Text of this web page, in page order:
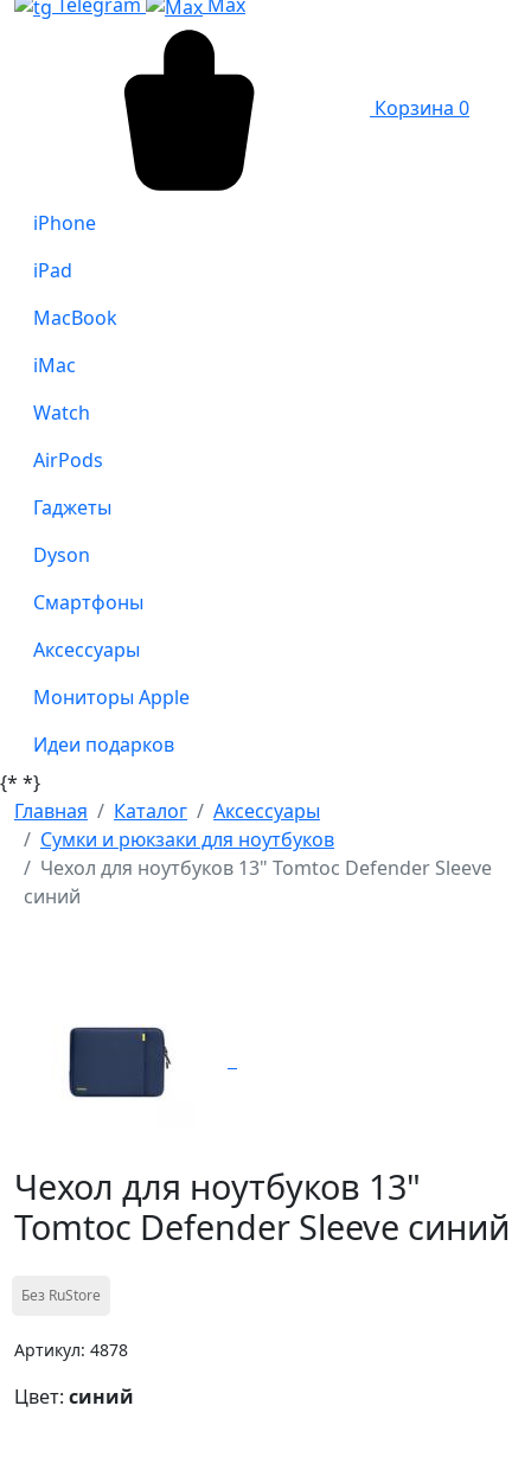
Корзина 0
iPhone
iPad
MacBook
iMac
Watch
AirPods
Гаджеты
Dyson
Смартфоны
Аксессуары
Мониторы Apple
Идеи подарков
{* *}
Главная
Каталог
Аксессуары
Сумки и рюкзаки для ноутбуков
Чехол для ноутбуков 13" Tomtoc Defender Sleeve
синий
Чехол для ноутбуков 13"
Tomtoc Defender Sleeve синий
Без RuStore
Артикул: 4878
Цвет: синий